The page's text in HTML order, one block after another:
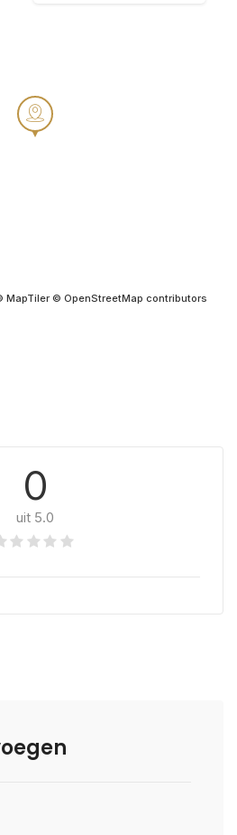
MapTiler © OpenStreetMap contributors
0
uit 5.0